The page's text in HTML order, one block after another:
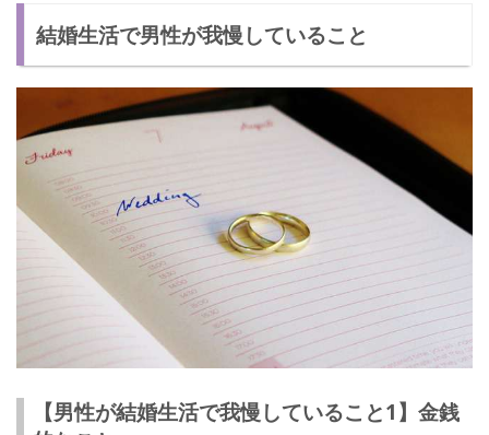
結婚生活で男性が我慢していること
【男性が結婚生活で我慢していること1】金銭